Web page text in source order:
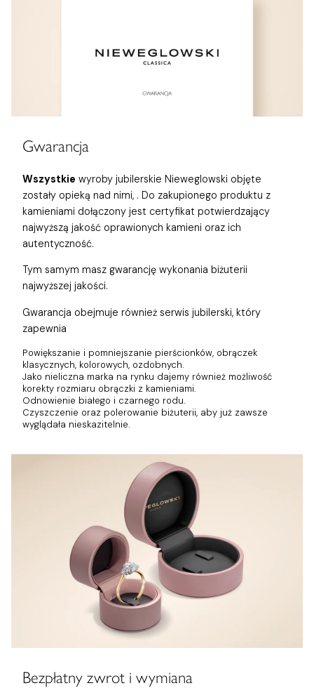
Gwarancja
Wszystkie wyroby jubilerskie Nieweglowski objęte
zostały opieką nad nimi, . Do zakupionego produktu z
kamieniami dołączony jest certyfikat potwierdzający
najwyższą jakość oprawionych kamieni oraz ich
autentyczność.
Tym samym masz gwarancję wykonania biżuterii
najwyższej jakości.
Gwarancja obejmuje również serwis jubilerski, który
zapewnia
Powiększanie i pomniejszanie pierścionków, obrączek
klasycznych, kolorowych, ozdobnych.
Jako nieliczna marka na rynku dajemy również możliwość
korekty rozmiaru obrączki z kamieniami.
Odnowienie białego i czarnego rodu.
Czyszczenie oraz polerowanie biżuterii, aby już zawsze
wyglądała nieskazitelnie.
Bezpłatny zwrot i wymiana